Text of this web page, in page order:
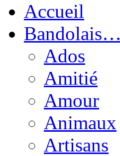
Accueil
Bandolais…
Ados
Amitié
Amour
Animaux
Artisans